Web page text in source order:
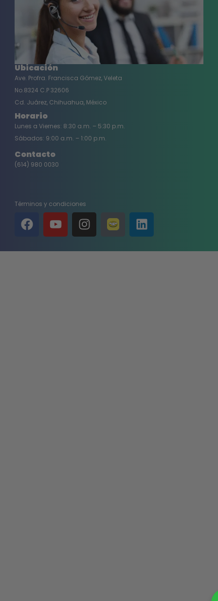
Ubicación
Ave. Profra. Francisca Gómez, Veleta
No.8324 C.P 32606
Cd. Juárez, Chihuahua, México
Horario
Lunes a Viernes: 8:30 a.m. – 5:30 p.m.
Sábados: 9:00 a.m. – 1:00 p.m.
Contacto
(614) 980 0030
Términos y condiciones